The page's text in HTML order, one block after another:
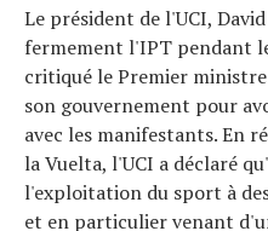
Le président de l'UCI,
fermement l'IPT pendant
critiqué le Premier
son gouvernement pour
avec les manifestants. En
la Vuelta, l'UCI a déclaré
l'exploitation du sport à
et en particulier venant